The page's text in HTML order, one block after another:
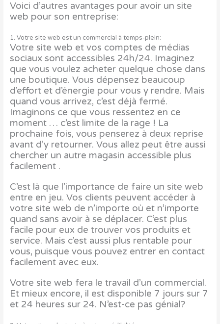
Voici d’autres avantages pour avoir un site
web pour son entreprise:
1. Votre site web est un commercial à temps-plein:
Votre site web et vos comptes de médias
sociaux sont accessibles 24h/24. Imaginez
que vous voulez acheter quelque chose dans
une boutique. Vous dépensez beaucoup
d’effort et d’énergie pour vous y rendre. Mais
quand vous arrivez, c’est déjà fermé.
Imaginons ce que vous ressentez en ce
moment … c’est limite de la rage ! La
prochaine fois, vous penserez à deux reprise
avant d’y retourner. Vous allez peut être aussi
chercher un autre magasin accessible plus
facilement .
C’est là que l’importance de faire un site web
entre en jeu. Vos clients peuvent accéder à
votre site web de n’importe où et n’importe
quand sans avoir à se déplacer. C’est plus
facile pour eux de trouver vos produits et
service. Mais c’est aussi plus rentable pour
vous, puisque vous pouvez entrer en contact
facilement avec eux.
Votre site web fera le travail d’un commercial.
Et mieux encore, il est disponible 7 jours sur 7
et 24 heures sur 24. N’est-ce pas génial?